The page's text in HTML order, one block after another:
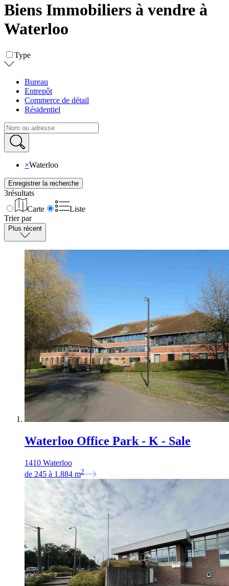
Biens Immobiliers à vendre à
Waterloo
Type
Bureau
Entrepôt
Commerce de détail
Résidentiel
×Waterloo
Enregistrer la recherche
3résultats
Carte
Liste
Trier par
Plus récent
Waterloo Office Park - K - Sale
1410 Waterloo
de 245 à 1.884 m2